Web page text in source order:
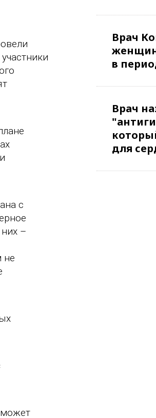
с
–
не
Врач
в
Врач
для